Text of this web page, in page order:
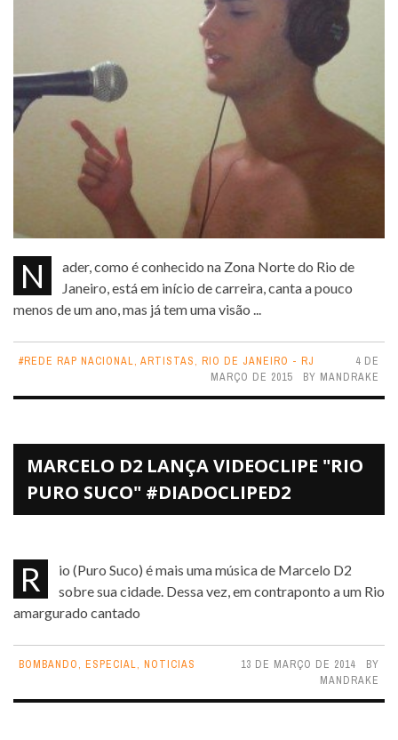
Nader, como é conhecido na Zona Norte do Rio de
Janeiro, está em início de carreira, canta a pouco
menos de um ano, mas já tem uma visão ...
#REDE RAP NACIONAL, ARTISTAS, RIO DE JANEIRO - RJ
4 DE
MARÇO DE 2015
BY MANDRAKE
MARCELO D2 LANÇA VIDEOCLIPE "RIO
PURO SUCO" #DIADOCLIPED2
Rio (Puro Suco) é mais uma música de Marcelo D2
sobre sua cidade. Dessa vez, em contraponto a um Rio
amargurado cantado
BOMBANDO, ESPECIAL, NOTICIAS 13 DE MARÇO DE 2014
BY
MANDRAKE